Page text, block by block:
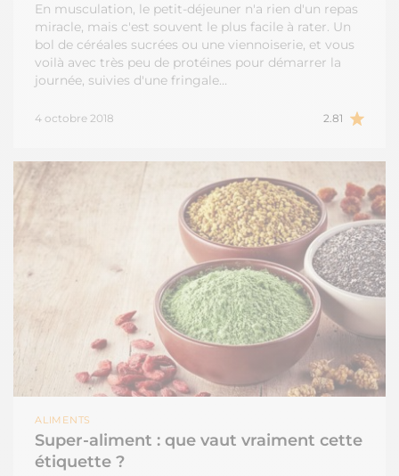
En musculation, le petit-déjeuner n'a rien d'un repas
miracle, mais c'est souvent le plus facile à rater. Un
bol de céréales sucrées ou une viennoiserie, et vous
voilà avec très peu de protéines pour démarrer la
journée, suivies d'une fringale…
4 octobre 2018 2.81
ALIMENTS
Super-aliment : que vaut vraiment cette
étiquette ?